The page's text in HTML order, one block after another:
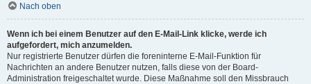
Nach oben
Wenn ich bei einem Benutzer auf den E-Mail-Link klicke, werde ich
aufgefordert, mich anzumelden.
Nur registrierte Benutzer dürfen die foreninterne E-Mail-Funktion für
Nachrichten an andere Benutzer nutzen, falls diese von der Board-
Administration freigeschaltet wurde. Diese Maßnahme soll den Missbrauch